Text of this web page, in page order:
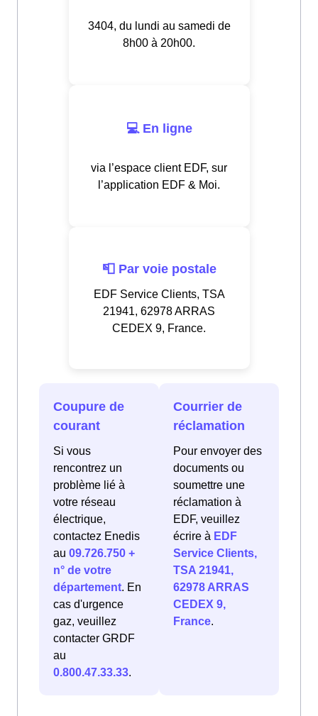
3404, du lundi au samedi de
8h00 à 20h00.
💻 En ligne
via l’espace client EDF, sur
l’application EDF & Moi.
📮 Par voie postale
EDF Service Clients, TSA
21941, 62978 ARRAS
CEDEX 9, France.
Coupure de
courant
Si vous
rencontrez un
problème lié à
votre réseau
électrique,
contactez Enedis
au 09.726.750 +
n° de votre
département. En
cas d'urgence
gaz, veuillez
contacter GRDF
au
0.800.47.33.33.
Courrier de
réclamation
Pour envoyer des
documents ou
soumettre une
réclamation à
EDF, veuillez
écrire à EDF
Service Clients,
TSA 21941,
62978 ARRAS
CEDEX 9,
France.